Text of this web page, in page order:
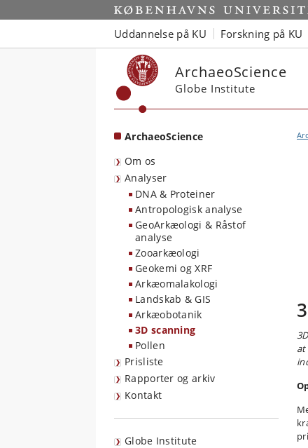
Start
Uddannelse på KU Forskning på KU
ArchaeoScience
Globe Institute
ArchaeoScience
Om os
Analyser
DNA & Proteiner
Antropologisk analyse
GeoArkæologi & Råstof
analyse
Zooarkæologi
Geokemi og XRF
Arkæomalakologi
Landskab & GIS
Arkæobotanik
3D scanning
Pollen
Prisliste
Rapporter og arkiv
Kontakt
Globe Institute
at